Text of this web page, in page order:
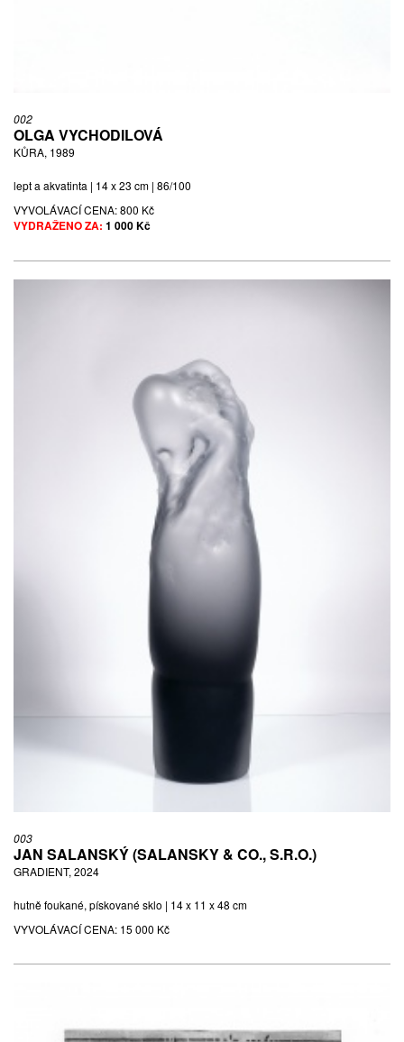
002
OLGA VYCHODILOVÁ
KŮRA, 1989
lept a akvatinta | 14 x 23 cm | 86/100
VYVOLÁVACÍ CENA:800 Kč
VYDRAŽENO ZA: 1 000 Kč
003
JAN SALANSKÝ (SALANSKY & CO., S.R.O.)
GRADIENT, 2024
hutně foukané, pískované sklo | 14 x 11 x 48 cm
VYVOLÁVACÍ CENA: 15 000 Kč